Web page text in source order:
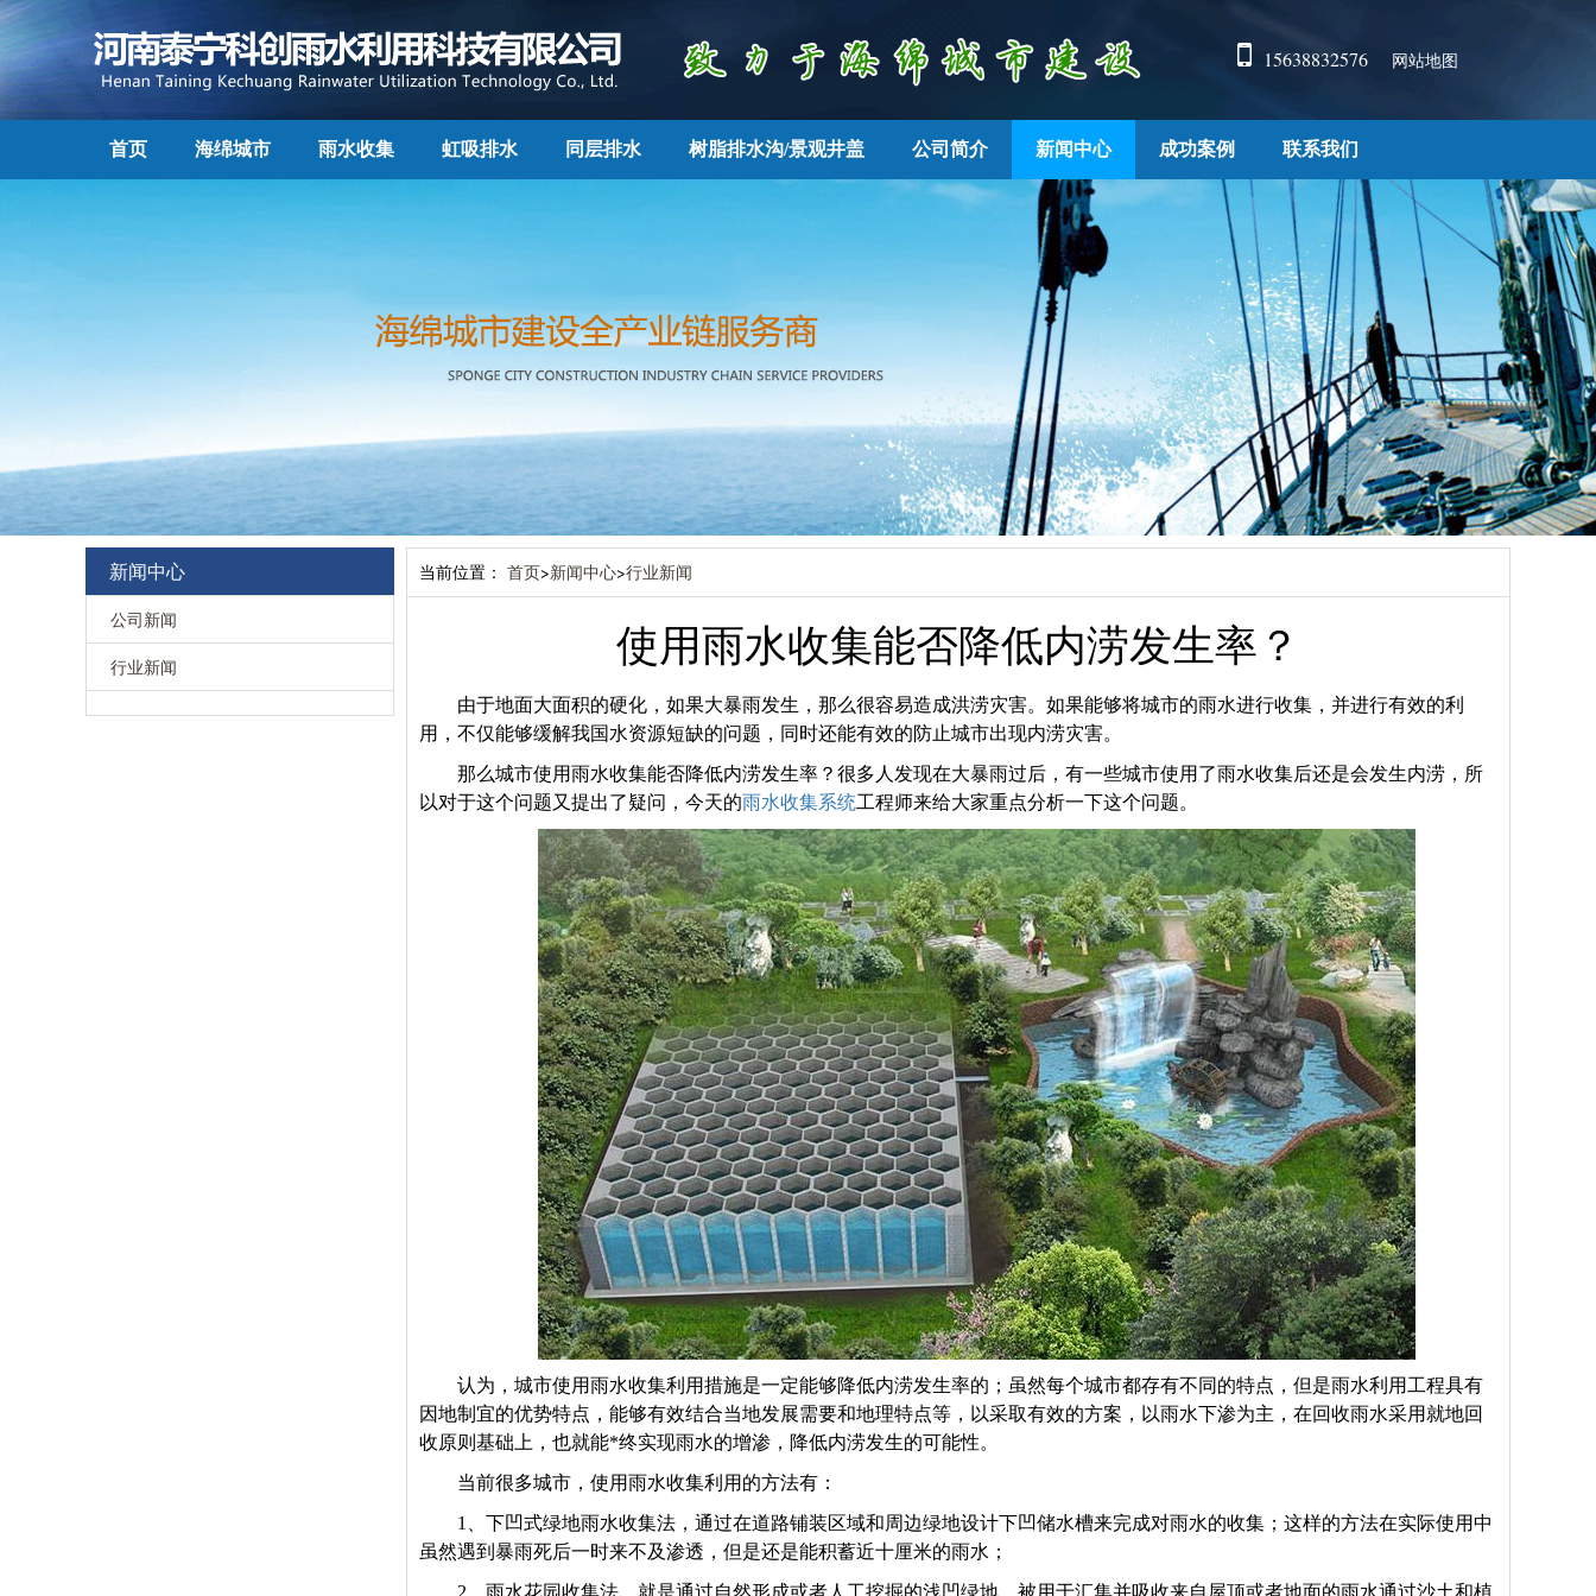
15638832576 网站地图
首页 海绵城市 雨水收集 虹吸排水 同层排水 树脂排水沟/景观井盖 公司简介 新闻中心 成功案例 联系我们
新闻中心
公司新闻
行业新闻
当前位置： 首页>新闻中心>行业新闻
使用雨水收集能否降低内涝发生率？
由于地面大面积的硬化，如果大暴雨发生，那么很容易造成洪涝灾害。如果能够将城市的雨水进行收集，并进行有效的利
用，不仅能够缓解我国水资源短缺的问题，同时还能有效的防止城市出现内涝灾害。
那么城市使用雨水收集能否降低内涝发生率？很多人发现在大暴雨过后，有一些城市使用了雨水收集后还是会发生内涝，所
以对于这个问题又提出了疑问，今天的雨水收集系统工程师来给大家重点分析一下这个问题。
认为，城市使用雨水收集利用措施是一定能够降低内涝发生率的；虽然每个城市都存有不同的特点，但是雨水利用工程具有
因地制宜的优势特点，能够有效结合当地发展需要和地理特点等，以采取有效的方案，以雨水下渗为主，在回收雨水采用就地回
收原则基础上，也就能*终实现雨水的增渗，降低内涝发生的可能性。
当前很多城市，使用雨水收集利用的方法有：
1
、下凹式绿地雨水收集法，通过在道路铺装区域和周边绿地设计下凹储水槽来完成对雨水的收集；这样的方法在实际使用中
虽然遇到暴雨死后一时来不及渗透，但是还是能积蓄近十厘米的雨水；
2 、雨水花园收集法。就是通过自然形成或者人工挖掘的浅凹绿地，被用于汇集并吸收来自屋顶或者地面的雨水通过沙土和植